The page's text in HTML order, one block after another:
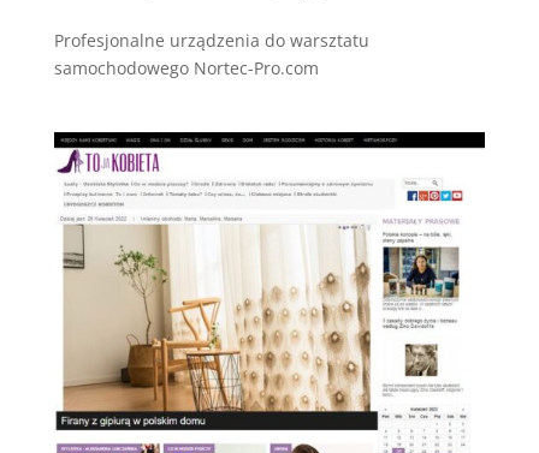
Profesjonalne urządzenia do warsztatu
samochodowego Nortec-Pro.com